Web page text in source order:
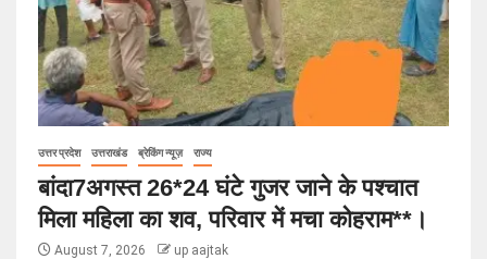
उत्तर प्रदेश उत्तराखंड ब्रेकिंग न्यूज़ राज्य
बांदा7अगस्त 26*24 घंटे गुजर जाने के पश्चात
मिला महिला का शव, परिवार में मचा कोहराम**।
August 7, 2026 up aajtak